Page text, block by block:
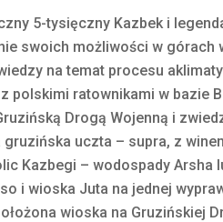
5-tysięczny Kazbek i
swoich możliwości w górach
na temat procesu
polskimi ratownikami w bazie
Drogą Wojenną i
uczta – supra, z
Kazbegi – wodospady Arsha
i wioska Juta na jednej
wioska na Gruzińskiej